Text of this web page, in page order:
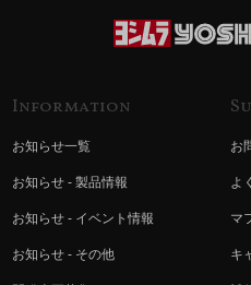
Information
お知らせ一覧
お知らせ - 製品情報
お知らせ - イベント情報
お知らせ - その他
お
よ
マ
キ